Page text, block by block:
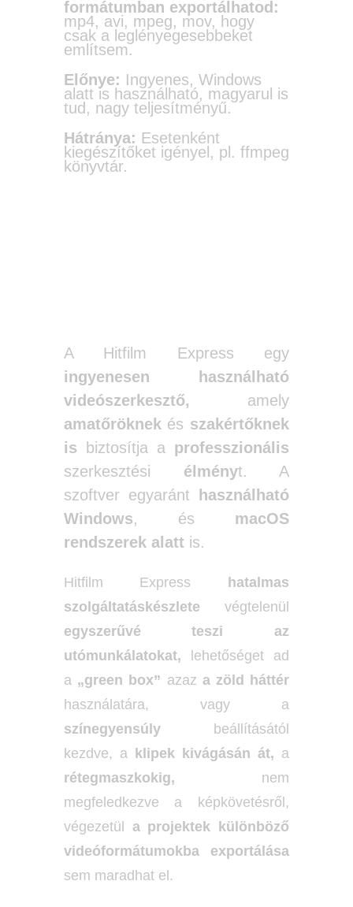
formátumban exportálhatod:
mp4, avi, mpeg, mov, hogy
csak a leglényegesebbeket
említsem.
Előnye: Ingyenes, Windows
alatt is használható, magyarul is
tud, nagy teljesítményű.
Hátránya: Esetenként
kiegészítőket igényel, pl. ffmpeg
könyvtár.
A Hitfilm Express egy
ingyenesen használható
videószerkesztő, amely
amatőröknekés szakértőknek
is biztosítja a professzionális
szerkesztési élményt. A
szoftver egyaránt
használható
Windows, és macOS
rendszerek alattis.
Hitfilm Express hatalmas
szolgáltatáskészlete végtelenül
egyszerűvé teszi
az
utómunkálatokat, lehetőséget ad
a „green box” azaz a zöld háttér
használatára, vagy a
színegyensúlybeállításától
kezdve, a klipek kivágásán át, a
rétegmaszkokig, nem
megfeledkezve a képkövetésről,
végezetül a projektek különböző
videóformátumokba exportálása
sem maradhat el.